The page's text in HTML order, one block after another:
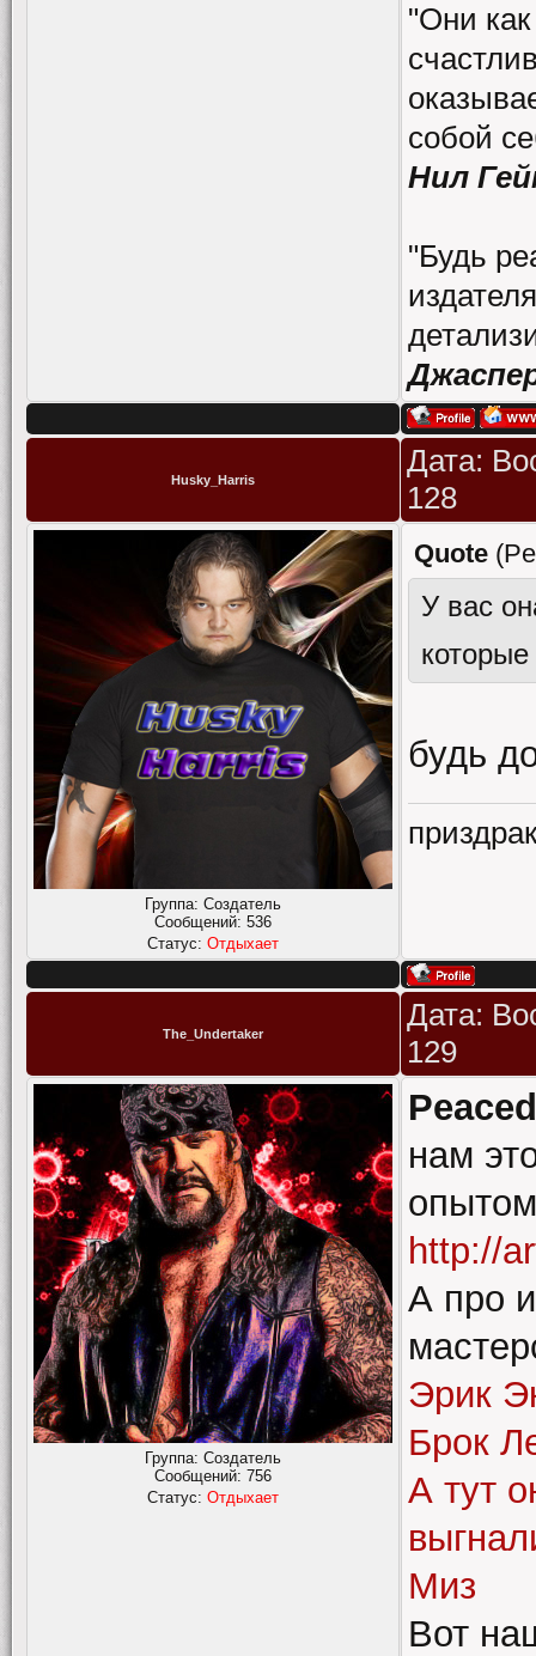
"Они
собой
Нил
"Будь
Husky_Harris
Дата:
128
Группа: Создатель
Сообщений: 536
Статус: Отдыхает
Quote (
У вас
будь
The_Undertaker
Дата:
129
Группа: Создатель
Сообщений: 756
Статус: Отдыхает
нам
http://
А про
Эрик
Брок
А тут
Миз
Вот